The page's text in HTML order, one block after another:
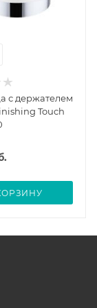
с держателем
Touch